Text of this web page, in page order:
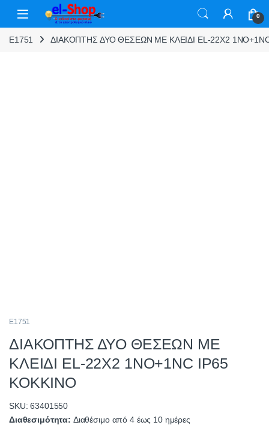
Skip to navigation
Skip to content
0
E1751 ΔΙΑΚΟΠΤΗΣ ΔΥΟ ΘΕΣΕΩΝ ΜΕ ΚΛΕΙΔΙ EL-22X2
E1751
ΔΙΑΚΟΠΤΗΣ ΔΥΟ ΘΕΣΕΩΝ ΜΕ
ΚΛΕΙΔΙ EL-22X2 1NO+1NC IP65
ΚΟΚΚΙΝΟ
SKU: 63401550
Διαθεσιμότητα: Διαθέσιμο από 4 έως 10 ημέρες